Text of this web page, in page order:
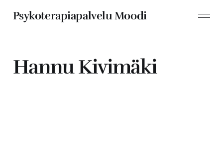
Psykoterapiapalvelu Moodi
Hannu Kivimäki